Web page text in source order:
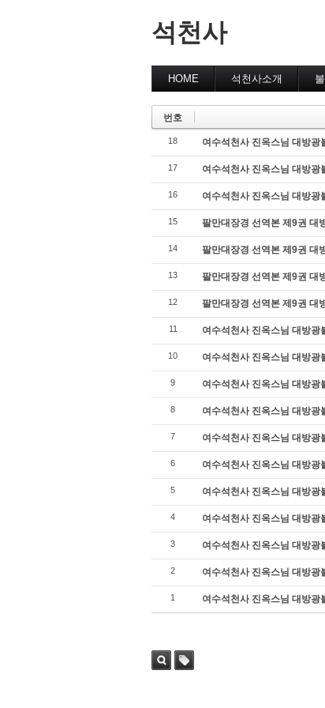
석천사
HOME 석천사소개
번호
18 여수석천사 진옥스님 대방
17 여수석천사 진옥스님 대방
16 여수석천사 진옥스님 대방
15 팔만대장경 선역본 제9권 대
14 팔만대장경 선역본 제9권 대
13 팔만대장경 선역본 제9권 대
12 팔만대장경 선역본 제9권 대
11 여수석천사 진옥스님 대방
10 여수석천사 진옥스님 대방
9 여수석천사 진옥스님 대방
8 여수석천사 진옥스님 대방
7 여수석천사 진옥스님 대방
6 여수석천사 진옥스님 대방
5 여수석천사 진옥스님 대방
4 여수석천사 진옥스님 대방
3 여수석천사 진옥스님 대방
2 여수석천사 진옥스님 대방
1 여수석천사 진옥스님 대방